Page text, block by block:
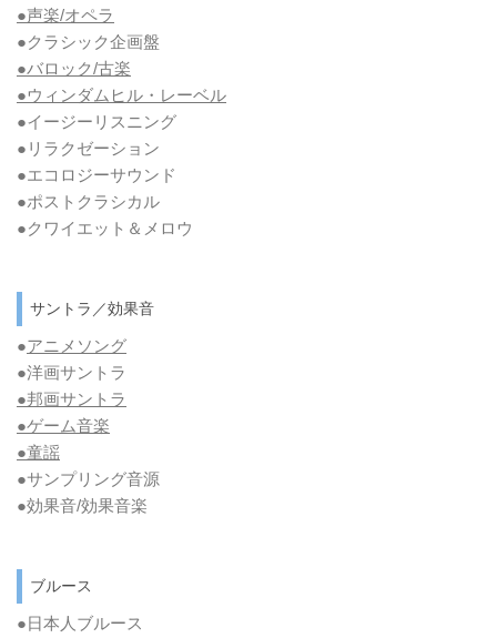
●声楽/オペラ
●クラシック企画盤
●バロック/古楽
●ウィンダムヒル・レーベル
●イージーリスニング
●リラクゼーション
●エコロジーサウンド
●ポストクラシカル
●クワイエット＆メロウ
サントラ／効果音
●アニメソング
●洋画サントラ
●邦画サントラ
●ゲーム音楽
●童謡
●サンプリング音源
●効果音/効果音楽
ブルース
●日本人ブルース